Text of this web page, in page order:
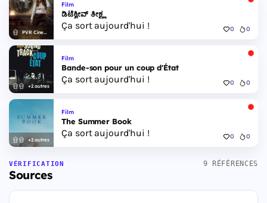
PVR Cinemas
Film
ಡಿಟೆಕ್ವೀವ್ ತೀಕ್ಷ್ಣ
Ça sort aujourd'hui ! 0 0
+2 autres
Film
Bande-son pour un coup d'État
Ça sort aujourd'hui ! 0 0
+2 autres
Film
The Summer Book
Ça sort aujourd'hui ! 0 0
VÉRIFICATION
Sources
9 RÉFÉRENCES